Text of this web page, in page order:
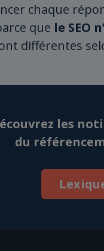
chaque
que le SEO
différentes
les
du